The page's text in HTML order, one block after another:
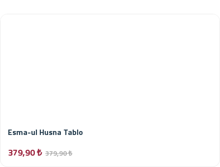
Esma-ul Husna Tablo
379,90 ₺ 379,90 ₺